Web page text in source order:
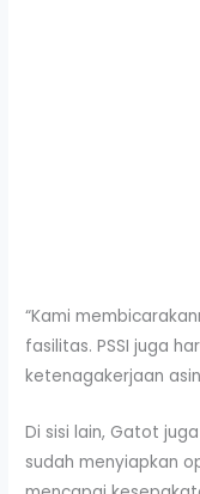
“Kami
fasilitas. PSSI juga
ketenagakerjaan
Di sisi lain, Gatot
sudah menyiapkan